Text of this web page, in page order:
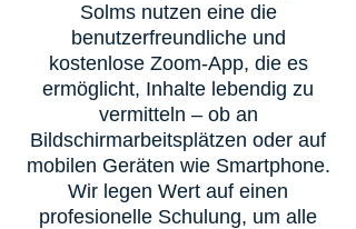
Solms nutzen eine die
benutzerfreundliche und
kostenlose Zoom-App, die es
ermöglicht, Inhalte lebendig zu
vermitteln – ob an
Bildschirmarbeitsplätzen oder auf
mobilen Geräten wie Smartphone.
Wir legen Wert auf einen
profesionelle Schulung, um alle